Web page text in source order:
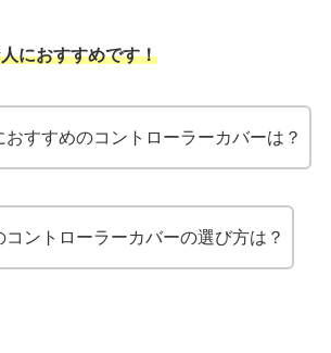
におすすめです！
おすすめのコントローラーカバーは？
コントローラーカバーの選び方は？